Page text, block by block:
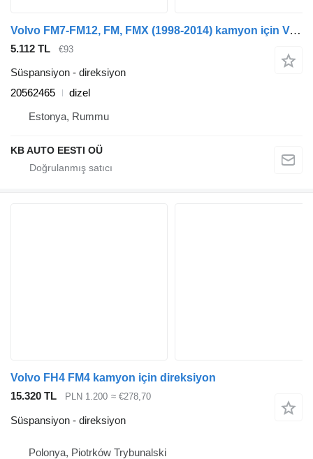
Volvo FM7-FM12, FM, FMX (1998-2014) kamyon için Volvo 20562465 direksiyon
5.112 TL €93
Süspansiyon - direksiyon
20562465
dizel
Estonya, Rummu
KB AUTO EESTI OÜ
Volvo FH4 FM4 kamyon için direksiyon
15.320 TL
PLN 1.200 ≈ €278,70
Süspansiyon - direksiyon
Polonya, Piotrków Trybunalski